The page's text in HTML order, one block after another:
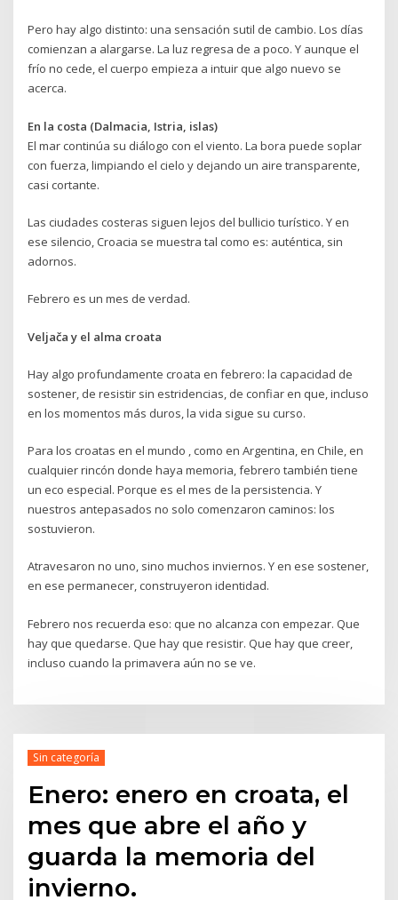
Pero hay algo distinto: una sensación sutil de cambio. Los días
comienzan a alargarse. La luz regresa de a poco. Y aunque el
frío no cede, el cuerpo empieza a intuir que algo nuevo se
acerca.
En la costa (Dalmacia, Istria, islas)
El mar continúa su diálogo con el viento. La bora puede soplar
con fuerza, limpiando el cielo y dejando un aire transparente,
casi cortante.
Las ciudades costeras siguen lejos del bullicio turístico. Y en
ese silencio, Croacia se muestra tal como es: auténtica, sin
adornos.
Febrero es un mes de verdad.
Veljača y el alma croata
Hay algo profundamente croata en febrero: la capacidad de
sostener, de resistir sin estridencias, de confiar en que, incluso
en los momentos más duros, la vida sigue su curso.
Para los croatas en el mundo , como en Argentina, en Chile, en
cualquier rincón donde haya memoria, febrero también tiene
un eco especial. Porque es el mes de la persistencia. Y
nuestros antepasados no solo comenzaron caminos: los
sostuvieron.
Atravesaron no uno, sino muchos inviernos. Y en ese sostener,
en ese permanecer, construyeron identidad.
Febrero nos recuerda eso: que no alcanza con empezar. Que
hay que quedarse. Que hay que resistir. Que hay que creer,
incluso cuando la primavera aún no se ve.
Sin categoría
Enero: enero en croata, el
mes que abre el año y
guarda la memoria del
invierno.